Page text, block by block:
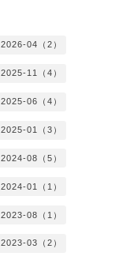
2026-04（2）
2025-11（4）
2025-06（4）
2025-01（3）
2024-08（5）
2024-01（1）
2023-08（1）
2023-03（2）